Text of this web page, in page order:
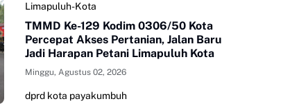
Limapuluh-Kota
TMMD Ke-129 Kodim 0306/50 Kota
Percepat Akses Pertanian, Jalan Baru
Jadi Harapan Petani Limapuluh Kota
Minggu, Agustus 02, 2026
dprd kota payakumbuh